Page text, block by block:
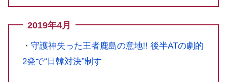
2019年4月
・ 守護神失った王者鹿島の意地!! 後半ATの劇的
2発で“日韓対決”制す